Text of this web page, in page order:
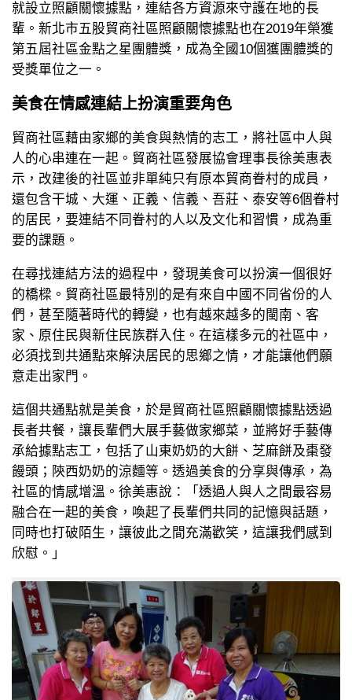
就設立照顧關懷據點，連結各方資源來守護在地的長
輩。新北市五股貿商社區照顧關懷據點也在2019年榮獲
第五屆社區金點之星團體獎，成為全國10個獲團體獎的
受獎單位之一。
美食在情感連結上扮演重要角色
貿商社區藉由家鄉的美食與熱情的志工，將社區中人與
人的心串連在一起。貿商社區發展協會理事長徐美惠表
示，改建後的社區並非單純只有原本貿商眷村的成員，
還包含干城、大運、正義、信義、吾莊、泰安等6個眷村
的居民，要連結不同眷村的人以及文化和習慣，成為重
要的課題。
在尋找連結方法的過程中，發現美食可以扮演一個很好
的橋樑。貿商社區最特別的是有來自中國不同省份的人
們，甚至隨著時代的轉變，也有越來越多的閩南、客
家、原住民與新住民族群入住。在這樣多元的社區中，
必須找到共通點來解決居民的思鄉之情，才能讓他們願
意走出家門。
這個共通點就是美食，於是貿商社區照顧關懷據點透過
長者共餐，讓長輩們大展手藝做家鄉菜，並將好手藝傳
承給據點志工，包括了山東奶奶的大餅、芝麻餅及棗發
饅頭；陝西奶奶的涼麵等。透過美食的分享與傳承，為
社區的情感增溫。徐美惠說：「透過人與人之間最容易
融合在一起的美食，喚起了長輩們共同的記憶與話題，
同時也打破陌生，讓彼此之間充滿歡笑，這讓我們感到
欣慰。」